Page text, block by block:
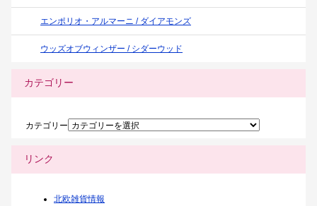
エンポリオ・アルマーニ / ダイアモンズ
ウッズオブウィンザー / シダーウッド
カテゴリー
カテゴリー
リンク
北欧雑貨情報